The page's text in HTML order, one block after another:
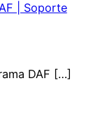
| Soporte
DAF […]